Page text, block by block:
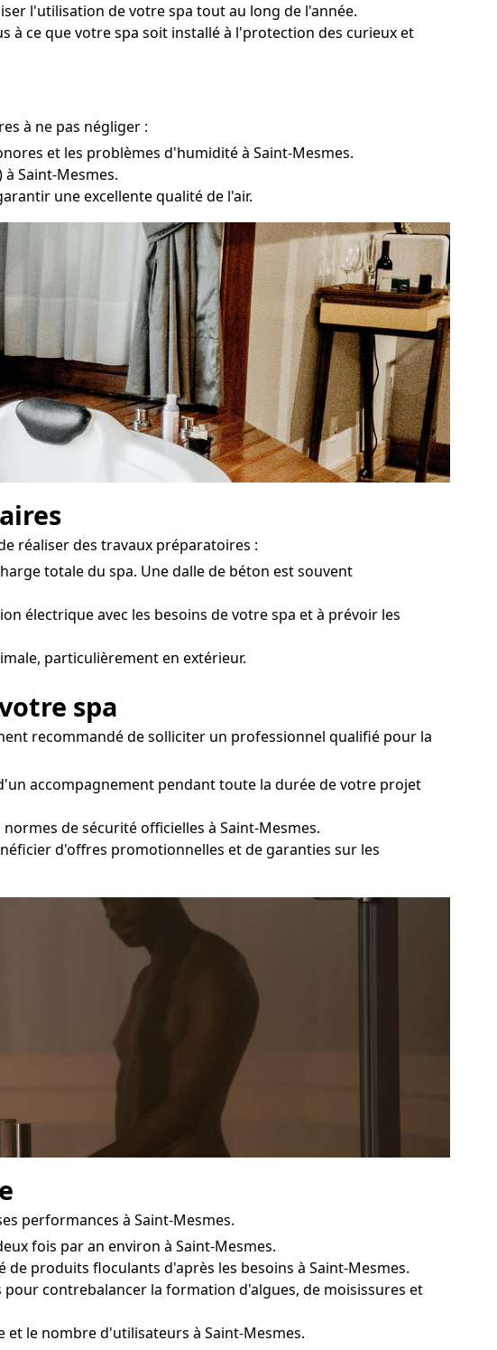
l'utilisation de votre spa tout au long de l'année.
à ce que votre spa soit installé à l'protection des curieux et
à ne pas négliger :
et les problèmes d'humidité à Saint-Mesmes.
Saint-Mesmes.
une excellente qualité de l'air.
réaliser des travaux préparatoires :
totale du spa. Une dalle de béton est souvent
électrique avec les besoins de votre spa et à prévoir les
particulièrement en extérieur.
spa
recommandé de solliciter un professionnel qualifié pour la
accompagnement pendant toute la durée de votre projet
de sécurité officielles à Saint-Mesmes.
d'offres promotionnelles et de garanties sur les
performances à Saint-Mesmes.
fois par an environ à Saint-Mesmes.
produits floculants d'après les besoins à Saint-Mesmes.
pour contrebalancer la formation d'algues, de moisissures et
et le nombre d'utilisateurs à Saint-Mesmes.